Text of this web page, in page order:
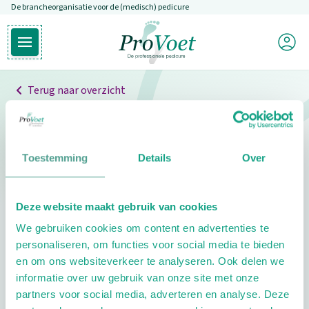
Toestemming Details Over
Deze website maakt gebruik van cookies
We gebruiken cookies om content en advertenties te
personaliseren, om functies voor social media te bieden
en om ons websiteverkeer te analyseren. Ook delen we
informatie over uw gebruik van onze site met onze
partners voor social media, adverteren en analyse. Deze
Overslaan en naar de inhoud gaan
De brancheorganisatie voor de (medisch) pedicure
Open hoofdmenu
Ga naar de homepagina
Mijn
Terug naar overzicht
Professionals
Pedicure niet gevonden
pedicure.